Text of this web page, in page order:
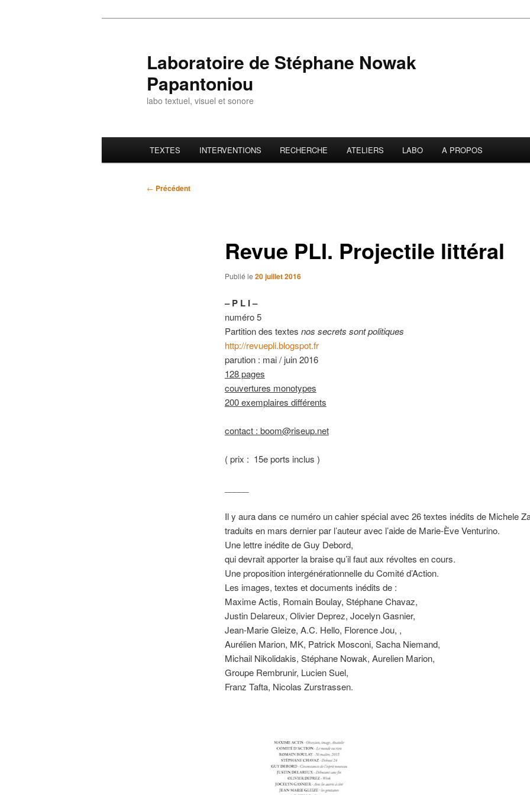
Laboratoire de Stéphane Nowak
Papantoniou
labo textuel, visuel et sonore
TEXTES INTERVENTIONS RECHERCHE ATELIERS LABO A PROPOS
Navigation
← Précédent
Revue PLI. Projectile littéral
Publié le 20 juillet 2016
– P L I –
numéro 5
Partition des textes nos secrets sontpolitiques
http://revuepli.blogspot.fr
parution : mai / juin 2016
128 pages
couvertures monotypes
200 exemplaires différents
contact : boom@riseup.net
( prix : 15e ports inclus )
Il y aura dans ce numéro un cahier spécial avec 26 textes inédits de Michele
traduits en mars dernier par l’auteur avec l’aide de Marie-Ève Venturino.
Une lettre inédite de Guy Debord,
qui devrait apporter la braise qu’il faut aux révoltes en cours.
Une proposition intergénérationnelle du Comité d’Action.
Les images, textes et documents inédits de :
Maxime Actis, Romain Boulay, Stéphane Chavaz,
Justin Delareux, Olivier Deprez, Jocelyn Gasnier,
Jean-Marie Gleize, A.C. Hello, Florence Jou, ,
Aurélien Marion, MK, Patrick Mosconi, Sacha Niemand,
Michail Nikolidakis, Stéphane Nowak, Aurelien Marion,
Groupe Rembrunir, Lucien Suel,
Franz Tafta, Nicolas Zurstrassen.